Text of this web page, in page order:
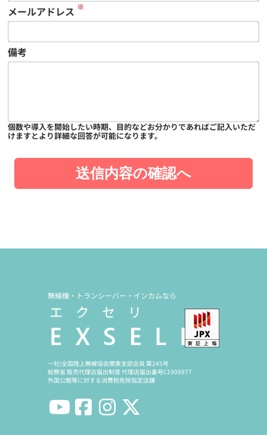
メールアドレス ※
備考
個数や導入を開始したい時期、目的などお分かりであればご記入いただ
けますとより詳細な回答が可能になります。
送信内容の確認へ
無線機・トランシーバー・インカムなら
一社)全国陸上無線協会関東支部会員 第245号
総務省 販売代理店届出制度 代理店届出番号C1909977
外国公館等に対する消費税免除指定店舗